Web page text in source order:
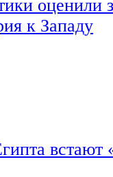
оценили
к Западу
встают